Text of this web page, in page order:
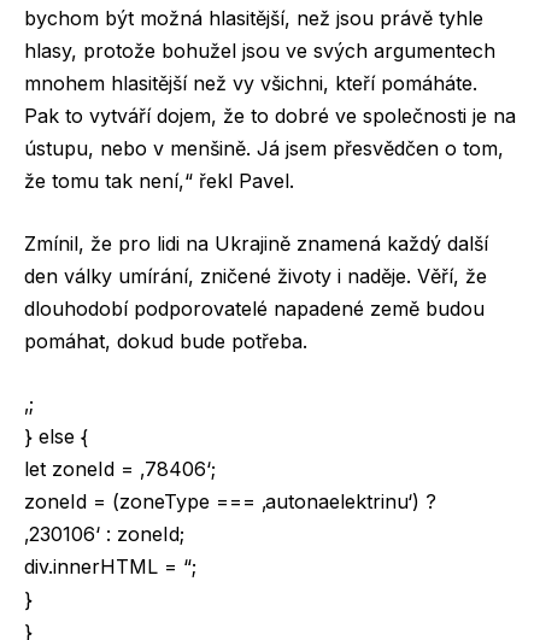
bychom být možná hlasitější, než jsou právě tyhle
hlasy, protože bohužel jsou ve svých argumentech
mnohem hlasitější než vy všichni, kteří pomáháte.
Pak to vytváří dojem, že to dobré ve společnosti je na
ústupu, nebo v menšině. Já jsem přesvědčen o tom,
že tomu tak není,“ řekl Pavel.
Zmínil, že pro lidi na Ukrajině znamená každý další
den války umírání, zničené životy i naděje. Věří, že
dlouhodobí podporovatelé napadené země budou
pomáhat, dokud bude potřeba.
‚;
} else {
let zoneId = ‚78406‘;
zoneId = (zoneType === ‚autonaelektrinu‘) ?
‚230106‘ : zoneId;
div.innerHTML = “;
}
}